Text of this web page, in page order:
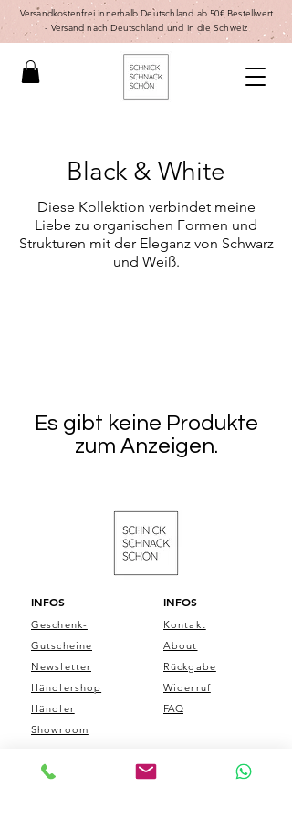
Versandkostenfrei innerhalb Deutschland ab 50€ Bestellwert
- Versand nach Deutschland und in die Schweiz
Black & White
Diese Kollektion verbindet meine
Liebe zu organischen Formen und
Strukturen mit der Eleganz von Schwarz
und Weiß.
Es gibt keine Produkte
zum Anzeigen.
INFOS
Geschenk-
Gutscheine
Newsletter
Händlershop
Händler
Showroom
INFOS
Kontakt
About
Rückgabe
Widerruf
FAQ